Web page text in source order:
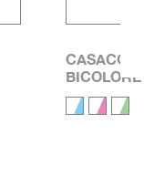
CASACCA
BICOLORE